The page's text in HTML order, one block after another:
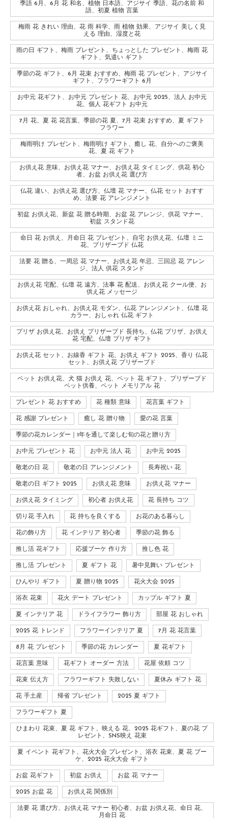
季語 6月、6月 花 和名、植物 日本語、アジサイ 季語、花の名前 和
語、初夏 植物 言葉
梅雨 花 きれい 理由、花 雨 科学、雨 植物 効果、アジサイ 美しく見
える 理由、湿度と花
雨の日 ギフト、梅雨 プレゼント、ちょっとした プレゼント、梅雨 花
ギフト、気遣い ギフト
季節の花 ギフト、6月 花束 おすすめ、梅雨 花 プレゼント、アジサイ
ギフト、フラワーギフト 6月
お中元 花ギフト、お中元 プレゼント 花、お中元 2025、法人 お中元
花、個人 花ギフト お中元
7月 花、夏 花 花言葉、季節の花 夏、7月 花束 おすすめ、夏 ギフト
フラワー
梅雨明け プレゼント、梅雨明け ギフト、癒し 花、自分へのご褒美
花、夏 花 ギフト
お供え花 意味、お供え花 マナー、お供え花 タイミング、供花 初心
者、お盆 お供え花 選び方
仏花 違い、お供え花 選び方、仏壇 花 マナー、仏花 セット おすす
め、法要 花 アレンジメント
初盆 お供え花、新盆 花 贈る時期、お盆 花 アレンジ、供花 マナー、
初盆 スタンド花
命日 花 お供え、月命日 花 プレゼント、自宅 お供え花、仏壇 ミニ
花、プリザーブド 仏花
法要 花 贈る、一周忌 花 マナー、お供え花 年忌、三回忌 花 アレン
ジ、法人 供花 スタンド
お供え花 宅配、仏壇 花 遠方、法事 花 配送、お供え花 クール便、お
供え花 メッセージ
お供え花 おしゃれ、お供え花 モダン、仏花 アレンジメント、仏壇 花
カラー、おしゃれ 仏花 ギフト
プリザ お供え花、お供え プリザーブド 長持ち、仏花 プリザ、お供え
花 宅配、仏壇 プリザ ギフト
お供え花 セット、お線香 ギフト 花、お供え ギフト 2025、香り 仏花
セット、お供え花 プリザーブド
ペット お供え花、犬 猫 お供え 花、ペット 花 ギフト、プリザーブド
ペット供養、ペット メモリアル 花
プレゼント 花 おすすめ 花 種類 意味 花言葉 ギフト
花 感謝 プレゼント 癒し 花 贈り物 愛の花 言葉
季節の花カレンダー｜1年を通して楽しむ旬の花と贈り方
お中元 プレゼント 花 お中元 法人 花 お中元 2025
敬老の日 花 敬老の日 アレンジメント 長寿祝い 花
敬老の日 ギフト 2025 お供え花 意味 お供え花 マナー
お供え花 タイミング 初心者 お供え花 花 長持ち コツ
切り花 手入れ 花 持ちを良くする お花のある暮らし
花の飾り方 花 インテリア 初心者 季節の花 飾る
推し活 花ギフト 応援ブーケ 作り方 推し色 花
推し活 プレゼント 夏 ギフト 花 暑中見舞い プレゼント
ひんやり ギフト 夏 贈り物 2025 花火大会 2025
浴衣 花束 花火 デート プレゼント カップル ギフト 夏
夏 インテリア 花 ドライフラワー 飾り方 部屋 花 おしゃれ
2025 花 トレンド フラワーインテリア 夏 7月 花 花言葉
8月 花 プレゼント 季節の花 カレンダー 夏 花ギフト
花言葉 意味 花ギフト オーダー 方法 花屋 依頼 コツ
花束 伝え方 フラワーギフト 失敗しない 夏休み ギフト 花
花 手土産 帰省 プレゼント 2025 夏 ギフト
フラワーギフト 夏
ひまわり 花束、夏 花 ギフト、映える 花、2025 花ギフト、夏の花 プ
レゼント、SNS映え 花束
夏 イベント 花ギフト、花火大会 プレゼント、浴衣 花束、夏 花 ブー
ケ、2025 花火大会 ギフト
お盆 花ギフト 初盆 お供え お盆 花 マナー
2025 お盆 花 お供え花 関係別
法要 花 選び方、お供え花 マナー 初心者、お盆 お供え花、命日 花、
月命日 花